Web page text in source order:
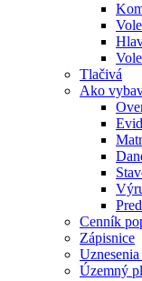
Tlačivá
Ako
Cenník
Zápisnice
Územný